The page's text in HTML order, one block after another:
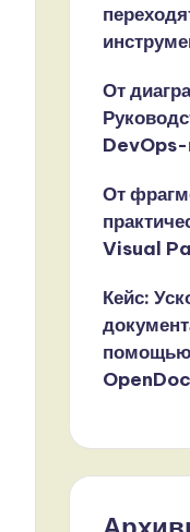
От
От
Visual
Кейс: